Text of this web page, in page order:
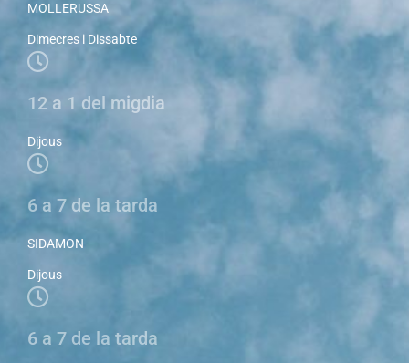
MOLLERUSSA
Dimecres i Dissabte
12 a 1 del migdia
Dijous
6 a 7 de la tarda
SIDAMON
Dijous
6 a 7 de la tarda